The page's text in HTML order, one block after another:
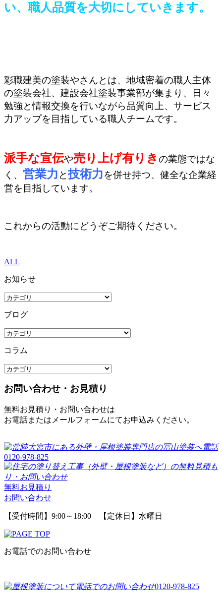
い、職人品質を大切にしていきます。
彩職建美の塗装やさんとは、地域密着の職人主体
の塗装会社、建設会社塗装事業部が集まり、日々
勉強と情報交換を行いながら品質向上、サービス
力アップを目指している職人チームです。
派手な宣伝や売り上げ有りき の業態ではな
く、 営業力 と技術力を併せ持つ、健全な企業経
営を目指しています。
これからの活動にどうぞご期待ください。
ALL
お知らせ
ブログ
コラム
お問い合わせ・お見積り
無料お見積り・お問い合わせは
お電話またはメールフォームにてお申込みください。
0120-978-825
無料お見積り
お問い合わせ
【受付時間】9:00～18:00 【定休日】水曜日
お電話でのお問い合わせ
0120-978-825